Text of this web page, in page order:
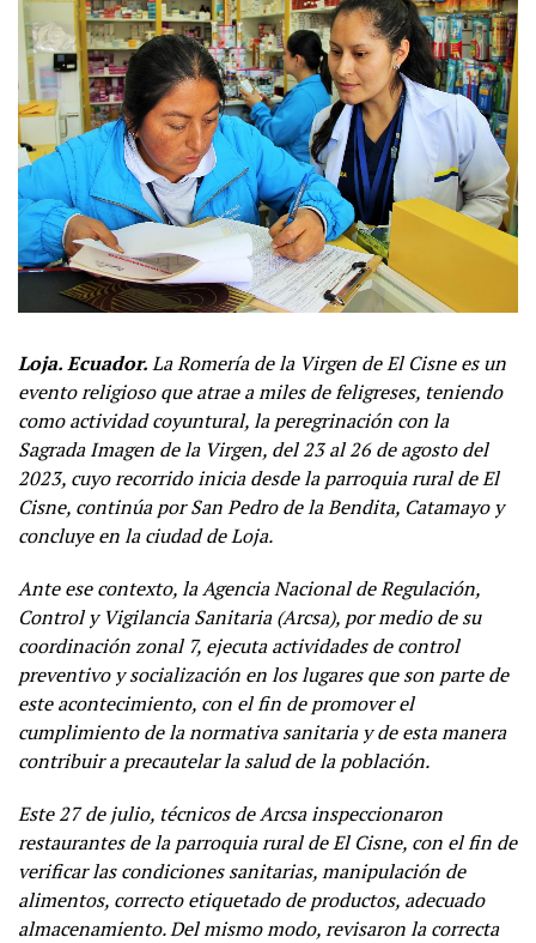
Loja. Ecuador.La Romería de la Virgen de El Cisne es un
evento religioso que atrae a miles de feligreses, teniendo
como actividad coyuntural,la peregrinación con la
Sagrada Imagen de la Virgen, del 23 al 26 de agosto del
2023, cuyo recorridoinicia desde la parroquia rural de El
Cisne, continúapor San Pedro de la Bendita, Catamayo y
concluye en la ciudad de Loja.
Ante ese contexto, la Agencia Nacional de Regulación,
Control y Vigilancia Sanitaria (Arcsa), por medio de su
coordinación zonal 7, ejecuta actividades de control
preventivo y socialización en los lugares que son parte de
este acontecimiento, con el fin de promover el
cumplimiento de la normativa sanitaria y de esta manera
contribuir a precautelar la salud de la población.
Este 27 de julio, técnicos de Arcsa inspeccionaron
restaurantes de la parroquia rural de El Cisne, con el fin de
verificar las condiciones sanitarias, manipulación de
alimentos, correcto etiquetado de productos, adecuado
almacenamiento. Del mismo modo, revisaron la correcta